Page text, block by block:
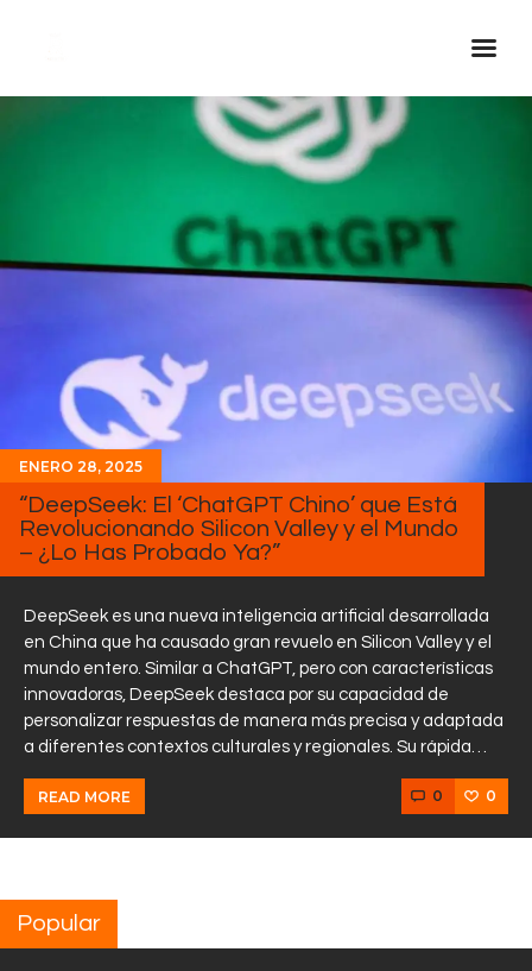
Inicio Real FM
En Vivo
Descarga La APP
Noticias
Equipo
Sobre Nosotros
Contactos
ENERO 28, 2025
“DeepSeek: El ‘ChatGPT Chino’ que Está
Revolucionando Silicon Valley y el Mundo
– ¿Lo Has Probado Ya?”
DeepSeek es una nueva inteligencia artificial desarrollada
en China que ha causado gran revuelo en Silicon Valley y el
mundo entero. Similar a ChatGPT, pero con características
innovadoras, DeepSeek destaca por su capacidad de
personalizar respuestas de manera más precisa y adaptada
a diferentes contextos culturales y regionales. Su rápida…
READ MORE 0 0
Popular